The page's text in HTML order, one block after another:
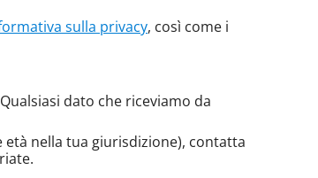
sulla privacy, così come i
dato che riceviamo da
nella tua giurisdizione), contatta